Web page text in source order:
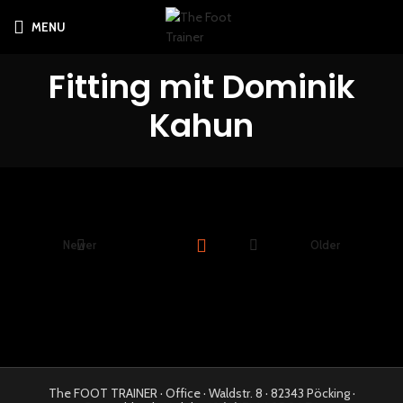
MENU
Fitting mit Dominik
Kahun
Newer Older
The FOOT TRAINER · Office · Waldstr. 8 · 82343 Pöcking ·